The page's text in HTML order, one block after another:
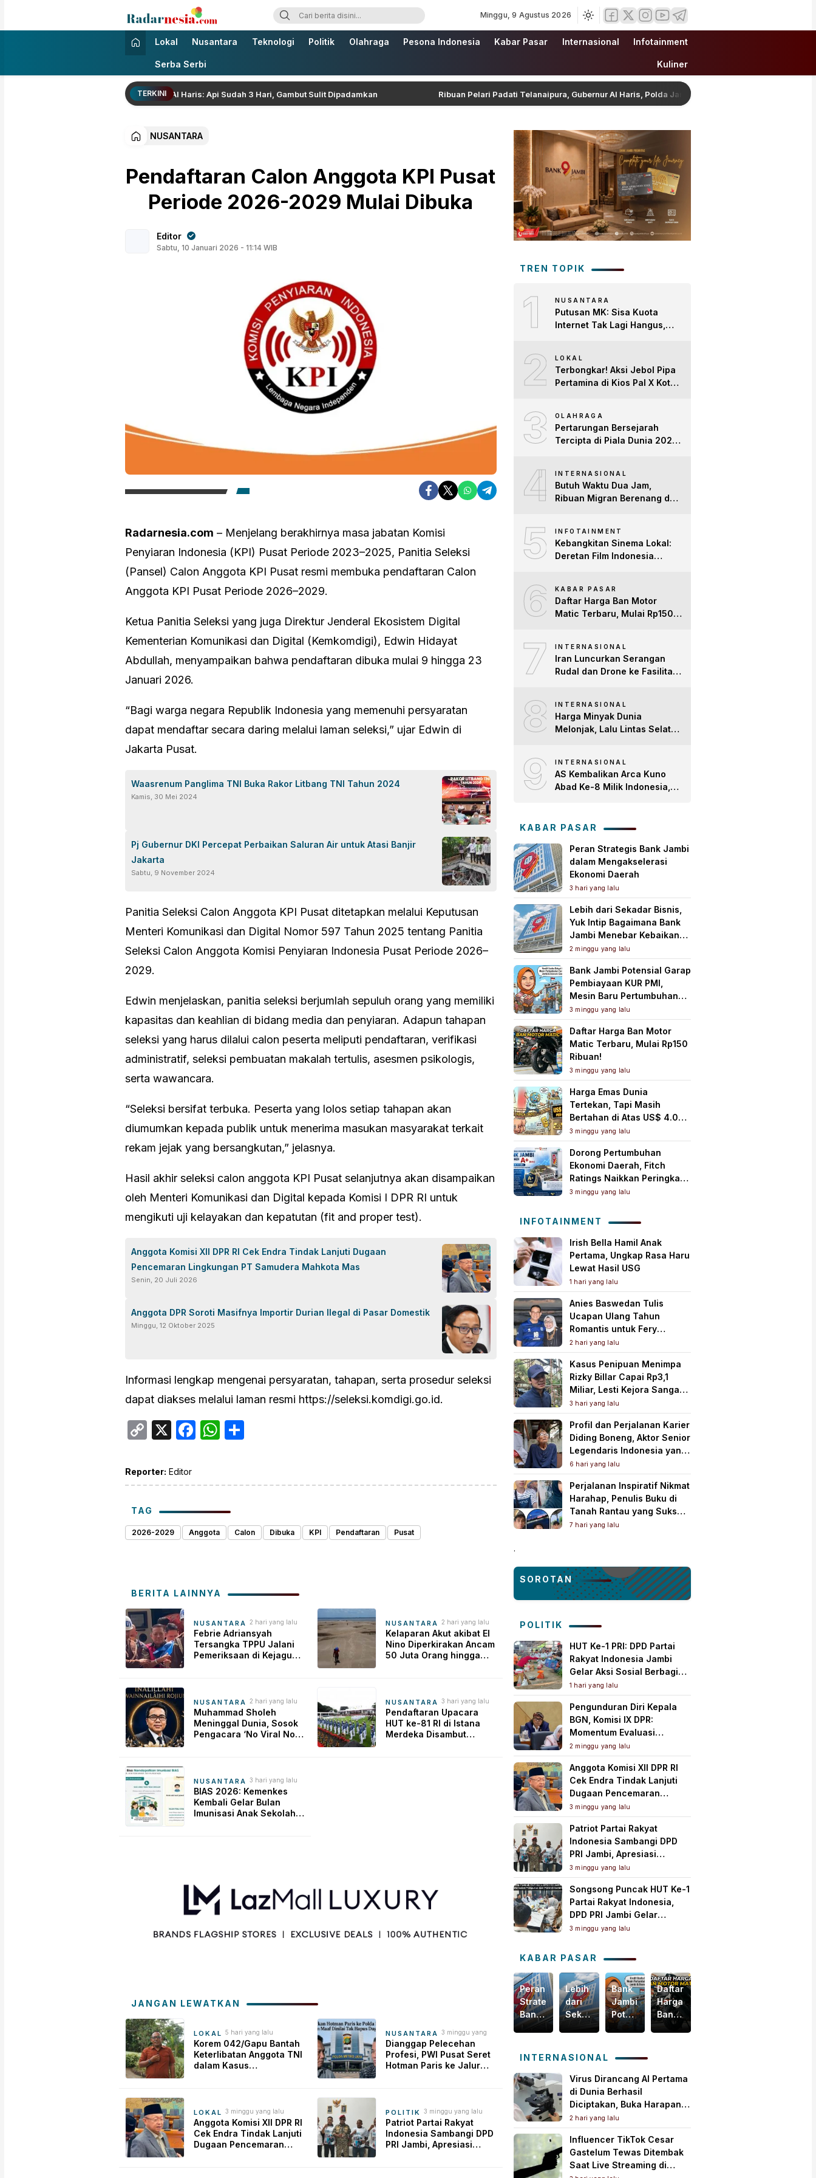
Radarnesia
Enak Dibaca
Minggu, 9 Agustus 2026
Lokal Nusantara Teknologi Politik Olahraga Pesona Indonesia Kabar Pasar Internasional Infotainment
Serba Serbi Kuliner
TERKINI
Karhutla di Air Merah, Gubernur Al Haris: Api Sudah 3 Hari, Gambut Sulit Dipadamkan Ribuan Pelari Padati Telanaipura, Gubernur Al Haris, Polda Jambi, Bupati/Wali Kota Lepas Flag Off
NUSANTARA
Pendaftaran Calon Anggota KPI Pusat
Periode 2026-2029 Mulai Dibuka
Editor
Sabtu, 10 Januari 2026 - 11:14 WIB
Radarnesia.com – Menjelang berakhirnya masa jabatan Komisi
Penyiaran Indonesia (KPI) Pusat Periode 2023–2025, Panitia Seleksi
(Pansel) Calon Anggota KPI Pusat resmi membuka pendaftaran Calon
Anggota KPI Pusat Periode 2026–2029.
Ketua Panitia Seleksi yang juga Direktur Jenderal Ekosistem Digital
Kementerian Komunikasi dan Digital (Kemkomdigi), Edwin Hidayat
Abdullah, menyampaikan bahwa pendaftaran dibuka mulai 9 hingga 23
Januari 2026.
“Bagi warga negara Republik Indonesia yang memenuhi persyaratan
dapat mendaftar secara daring melalui laman seleksi,” ujar Edwin di
Jakarta Pusat.
Waasrenum Panglima TNI Buka Rakor Litbang TNI Tahun 2024
Kamis, 30 Mei 2024
Pj Gubernur DKI Percepat Perbaikan Saluran Air untuk Atasi Banjir
Jakarta
Sabtu, 9 November 2024
Panitia Seleksi Calon Anggota KPI Pusat ditetapkan melalui Keputusan
Menteri Komunikasi dan Digital Nomor 597 Tahun 2025 tentang Panitia
Seleksi Calon Anggota Komisi Penyiaran Indonesia Pusat Periode 2026–
2029.
Edwin menjelaskan, panitia seleksi berjumlah sepuluh orang yang memiliki
kapasitas dan keahlian di bidang media dan penyiaran. Adapun tahapan
seleksi yang harus dilalui calon peserta meliputi pendaftaran, verifikasi
administratif, seleksi pembuatan makalah tertulis, asesmen psikologis,
serta wawancara.
“Seleksi bersifat terbuka. Peserta yang lolos setiap tahapan akan
diumumkan kepada publik untuk menerima masukan masyarakat terkait
rekam jejak yang bersangkutan,” jelasnya.
Hasil akhir seleksi calon anggota KPI Pusat selanjutnya akan disampaikan
oleh Menteri Komunikasi dan Digital kepada Komisi I DPR RI untuk
mengikuti uji kelayakan dan kepatutan (fit and proper test).
Anggota Komisi XII DPR RI Cek Endra Tindak Lanjuti Dugaan
Pencemaran Lingkungan PT Samudera Mahkota Mas
Senin, 20 Juli 2026
Anggota DPR Soroti Masifnya Importir Durian Ilegal di Pasar Domestik
Minggu, 12 Oktober 2025
Informasi lengkap mengenai persyaratan, tahapan, serta prosedur seleksi
dapat diakses melalui laman resmi https://seleksi.komdigi.go.id.
Copy
X Facebook
WhatsApp
Reporter: Editor
TAG
2026-2029 Anggota Calon Dibuka KPI Pendaftaran Pusat
BERITA LAINNYA
NUSANTARA 2 hari yang lalu
Febrie Adriansyah
Tersangka TPPU Jalani
Pemeriksaan di Kejagung
NUSANTARA 2 hari yang lalu
Kelaparan Akut akibat El
Nino Diperkirakan Ancam
50 Juta Orang hingga
NUSANTARA 2 hari yang lalu
Muhammad Sholeh
Meninggal Dunia, Sosok
Pengacara ‘No Viral No
NUSANTARA 3 hari yang lalu
Pendaftaran Upacara
HUT ke-81 RI di Istana
Merdeka Disambut
NUSANTARA 3 hari yang lalu
BIAS 2026: Kemenkes
Kembali Gelar Bulan
Imunisasi Anak Sekolah
JANGAN LEWATKAN
LOKAL 5 hari yang lalu
Korem 042/Gapu Bantah
Keterlibatan Anggota TNI
dalam Kasus
NUSANTARA 3 minggu yang
lalu
Dianggap Pelecehan
Profesi, PWI Pusat Seret
Hotman Paris ke Jalur
LOKAL 3 minggu yang lalu
Anggota Komisi XII DPR RI
Cek Endra Tindak Lanjuti
Dugaan Pencemaran
POLITIK 3 minggu yang lalu
Patriot Partai Rakyat
Indonesia Sambangi DPD
PRI Jambi, Apresiasi
TREN TOPIK
1 NUSANTARA
Putusan MK: Sisa Kuota
Internet Tak Lagi Hangus,
2 LOKAL
Terbongkar! Aksi Jebol Pipa
Pertamina di Kios Pal X Kota
3 OLAHRAGA
Pertarungan Bersejarah
Tercipta di Piala Dunia 2026:
4 INTERNASIONAL
Butuh Waktu Dua Jam,
Ribuan Migran Berenang dari
5 INFOTAINMENT
Kebangkitan Sinema Lokal:
Deretan Film Indonesia
Global
6 KABAR PASAR
Daftar Harga Ban Motor
Matic Terbaru, Mulai Rp150
7 INTERNASIONAL
Iran Luncurkan Serangan
Rudal dan Drone ke Fasilitas
8 INTERNASIONAL
Harga Minyak Dunia
Melonjak, Lalu Lintas Selat
9 INTERNASIONAL
AS Kembalikan Arca Kuno
Abad Ke-8 Milik Indonesia,
Tanah Air
KABAR PASAR
Peran Strategis Bank Jambi
dalam Mengakselerasi
Ekonomi Daerah
3 hari yang lalu
Lebih dari Sekadar Bisnis,
Yuk Intip Bagaimana Bank
Jambi Menebar Kebaikan
untuk Masyarakat!
2 minggu yang lalu
Bank Jambi Potensial Garap
Pembiayaan KUR PMI,
Mesin Baru Pertumbuhan
Ekonomi Daerah
3 minggu yang lalu
Daftar Harga Ban Motor
Matic Terbaru, Mulai Rp150
Ribuan!
3 minggu yang lalu
Harga Emas Dunia
Tertekan, Tapi Masih
Bertahan di Atas US$ 4.000
per Ons Troi
3 minggu yang lalu
Dorong Pertumbuhan
Ekonomi Daerah, Fitch
Ratings Naikkan Peringkat
Bank Jambi Jadi ‘A+(idn)’
3 minggu yang lalu
INFOTAINMENT
Irish Bella Hamil Anak
Pertama, Ungkap Rasa Haru
Lewat Hasil USG
1 hari yang lalu
Anies Baswedan Tulis
Ucapan Ulang Tahun
Romantis untuk Fery
Farhati, Ungkap Syukur
Perjalanan Panjang
Bersama
2 hari yang lalu
Kasus Penipuan Menimpa
Rizky Billar Capai Rp3,1
Miliar, Lesti Kejora Sangat
Kesal
3 hari yang lalu
Profil dan Perjalanan Karier
Diding Boneng, Aktor Senior
Legendaris Indonesia yang
Meninggal Dunia
6 hari yang lalu
Perjalanan Inspiratif Nikmat
Harahap, Penulis Buku di
Tanah Rantau yang Sukses
Lewat Karya Best Seller
7 hari yang lalu
.
SOROTAN
POLITIK
HUT Ke-1 PRI: DPD Partai
Rakyat Indonesia Jambi
Gelar Aksi Sosial Berbagi
Sembako Hingga ke Pasar
Tradisional
1 hari yang lalu
Pengunduran Diri Kepala
BGN, Komisi IX DPR:
Momentum Evaluasi
Menyeluruh Program MBG
2 minggu yang lalu
Anggota Komisi XII DPR RI
Cek Endra Tindak Lanjuti
Dugaan Pencemaran
Lingkungan PT Samudera
Mahkota Mas
3 minggu yang lalu
Patriot Partai Rakyat
Indonesia Sambangi DPD
PRI Jambi, Apresiasi
Kesiapan dan Dukung Asta
Cita Presiden
3 minggu yang lalu
Songsong Puncak HUT Ke-1
Partai Rakyat Indonesia,
DPD PRI Jambi Gelar
Perkenalan Pengurus dan
3 minggu yang lalu
KABAR PASAR
Peran
Strategis
Bank
Jambi
Mengakselerasi
Daerah
Lebih
dari
Sekadar
Bisnis,
Intip
Bank
Jambi
Menebar
Kebaikan
untuk
Masyarakat!
Bank
Jambi
Potensial
Garap
Mesin
Baru
Pertumbuhan
Ekonomi
Daerah
Daftar
Harga
Ban
Motor
Rp150
INTERNASIONAL
Virus Dirancang AI Pertama
di Dunia Berhasil
Diciptakan, Buka Harapan
Pengobatan Baru Sekaligus
Picu Kekhawatiran
2 hari yang lalu
Influencer TikTok Cesar
Gastelum Tewas Ditembak
Saat Live Streaming di